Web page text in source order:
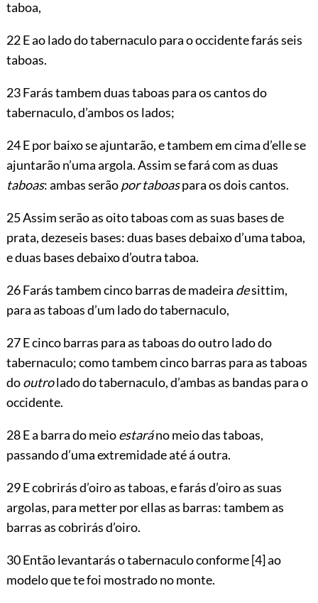
taboa,
22 E ao lado do tabernaculo para o occidente farás seis
taboas.
23 Farás tambem duas taboas para os cantos do
tabernaculo, d’ambos os lados;
24 E por baixo se ajuntarão, e tambem em cima d’elle se
ajuntarão n’uma argola. Assim se fará com as duas
taboas: ambas serãopor taboaspara os dois cantos.
25 Assim serão as oito taboas com as suas bases de
prata, dezeseis bases: duas bases debaixo d’uma taboa,
e duas bases debaixo d’outra taboa.
26 Farás tambem cinco barras de madeira desittim,
para as taboas d’um lado do tabernaculo,
27 E cinco barras para as taboas do outro lado do
tabernaculo; como tambem cinco barras para as taboas
dooutrolado do tabernaculo, d’ambas as bandas para o
occidente.
28 E a barra do meioestaráno meio das taboas,
passando d’uma extremidade até á outra.
29 E cobrirás d’oiro as taboas, e farás d’oiro as suas
argolas, para metter por ellas as barras: tambem as
barras as cobrirás d’oiro.
30 Então levantarás o tabernaculo conforme[4]ao
modelo que te foi mostrado no monte.